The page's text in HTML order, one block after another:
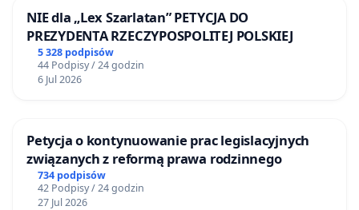
NIE dla „Lex Szarlatan” PETYCJA DO
PREZYDENTA RZECZYPOSPOLITEJ POLSKIEJ
5 328 podpisów
44 Podpisy / 24 godzin
6 Jul 2026
Petycja o kontynuowanie prac legislacyjnych
związanych z reformą prawa rodzinnego
734 podpisów
42 Podpisy / 24 godzin
27 Jul 2026